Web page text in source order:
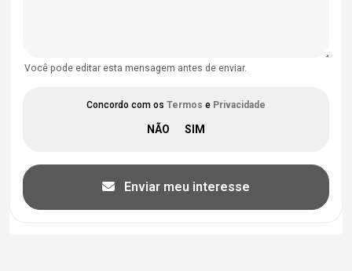
Você pode editar esta mensagem antes de enviar.
Concordo com os Termos e Privacidade
Enviar meu interesse